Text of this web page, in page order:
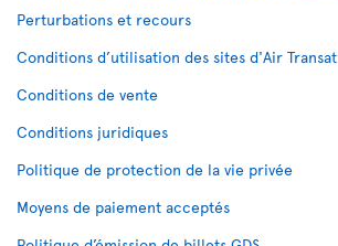
Perturbations et recours
Conditions d’utilisation des sites d'Air Transat
Conditions de vente
Conditions juridiques
Politique de protection de la vie privée
Moyens de paiement acceptés